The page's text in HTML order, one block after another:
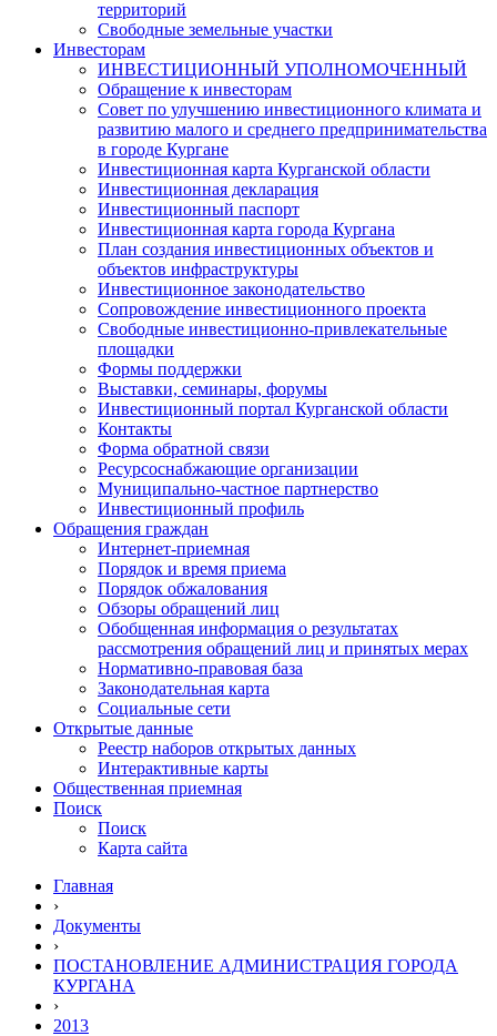
территорий
Свободные земельные участки
Инвесторам
ИНВЕСТИЦИОННЫЙ УПОЛНОМОЧЕННЫЙ
Обращение к инвесторам
Совет по улучшению инвестиционного климата и
развитию малого и среднего предпринимательства
в городе Кургане
Инвестиционная карта Курганской области
Инвестиционная декларация
Инвестиционный паспорт
Инвестиционная карта города Кургана
План создания инвестиционных объектов и
объектов инфраструктуры
Инвестиционное законодательство
Сопровождение инвестиционного проекта
Свободные инвестиционно-привлекательные
площадки
Формы поддержки
Выставки, семинары, форумы
Инвестиционный портал Курганской области
Контакты
Форма обратной связи
Ресурсоснабжающие организации
Муниципально-частное партнерство
Инвестиционный профиль
Обращения граждан
Интернет-приемная
Порядок и время приема
Порядок обжалования
Обзоры обращений лиц
Обобщенная информация о результатах
рассмотрения обращений лиц и принятых мерах
Нормативно-правовая база
Законодательная карта
Социальные сети
Открытые данные
Реестр наборов открытых данных
Интерактивные карты
Общественная приемная
Поиск
Поиск
Карта сайта
Главная
›
Документы
›
ПОСТАНОВЛЕНИЕ АДМИНИСТРАЦИЯ ГОРОДА
КУРГАНА
›
2013